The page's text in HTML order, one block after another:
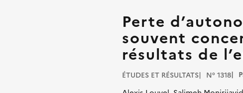
Perte
souvent
résultats de
ÉTUDES ET RÉSULTATS N° 1318